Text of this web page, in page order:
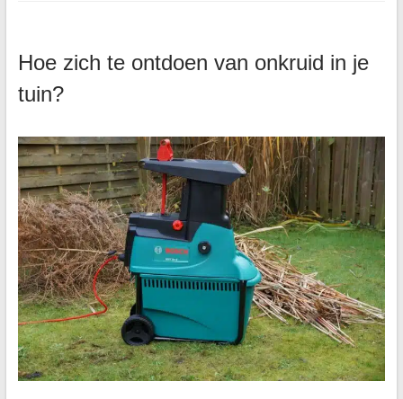
Hoe zich te ontdoen van onkruid in je
tuin?